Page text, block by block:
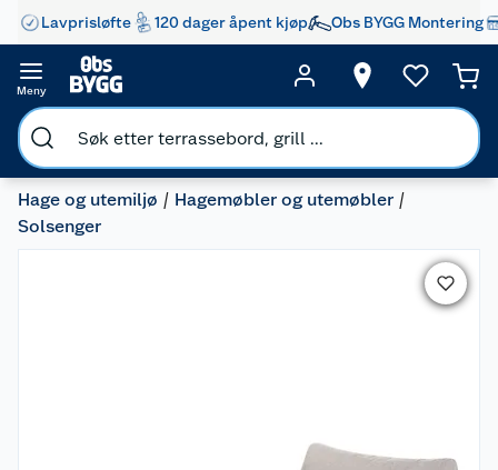
Lavprisløfte 120 dager åpent kjøp Obs BYGG Montering
Meny
Hage og utemiljø
Hagemøbler og utemøbler
Solsenger